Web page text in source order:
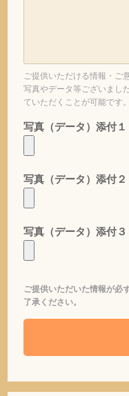
ご提供いただける情報・ご
写真やデータ等ございまし
ていただくことが可能です
写真（データ）添付１
写真（データ）添付２
写真（データ）添付３
ご提供いただいた情報が必
了承ください。